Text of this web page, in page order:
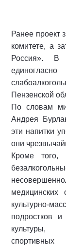
Ранее проект
комитете, а
Россия». В
Пензенской
По словам
Андрея
эти напитки
они
Кроме того,
медицинских
культурно-
подростков
культуры,